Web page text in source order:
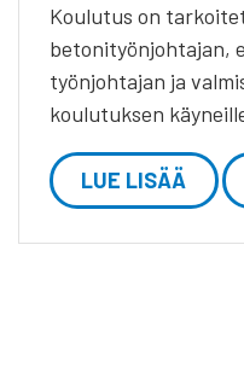
Koulutus on
betonityönjohtajan,
työnjohtajan ja
koulutuksen
LUE LISÄÄ